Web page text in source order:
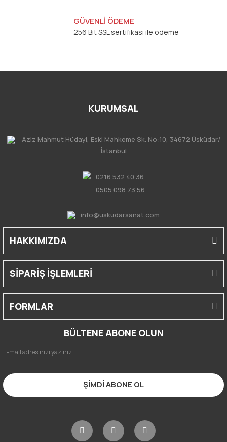
GÜVENLİ ÖDEME
256 Bit SSL sertifikası ile ödeme
KURUMSAL
Aziz Mahmut Hüdayi, Eski Mahkeme Sk. No:10, 34672 Üsküdar/
İstanbul
0216 532 40 36
0505 098 73 56
info@uskudarsanat.com
HAKKIMIZDA
SİPARİŞ İŞLEMLERİ
FORMLAR
BÜLTENE ABONE OLUN
ŞİMDİ ABONE OL